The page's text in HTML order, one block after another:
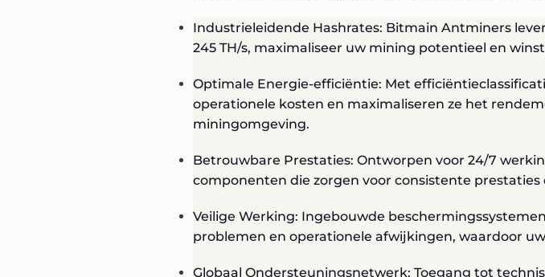
Industrieleidende Hashrates: Bitmain Antminers
245 TH/s, maximaliseer uw mining potentieel en
Optimale Energie-efficiëntie: Met
operationele kosten en maximaliseren ze het
miningomgeving.
Betrouwbare Prestaties: Ontworpen voor 24/7
componenten die zorgen voor consistente
Veilige Werking: Ingebouwde
problemen en operationele afwijkingen, waardoor
Globaal Ondersteuningsnetwerk: Toegang tot